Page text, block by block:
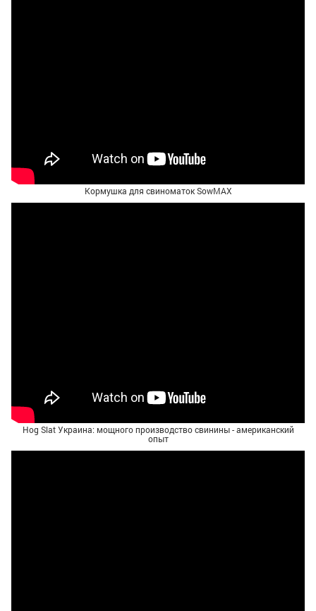
Кормушка для свиноматок SowMAX
Hog Slat Украина: мощного производство свинины - американский
опыт